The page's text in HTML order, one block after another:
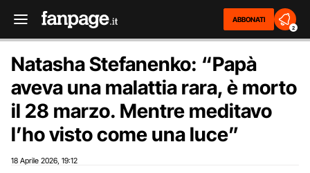
ABBONATI
2
Natasha Stefanenko: “Papà
aveva una malattia rara, è morto
il 28 marzo. Mentre meditavo
l’ho visto come una luce”
18 Aprile 2026 19:12